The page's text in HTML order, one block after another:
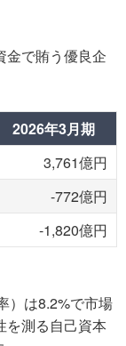
金で賄う優良企
2026年3月期
3,761億円
-772億円
-1,820億円
）は8.2%で市場
を測る自己資本